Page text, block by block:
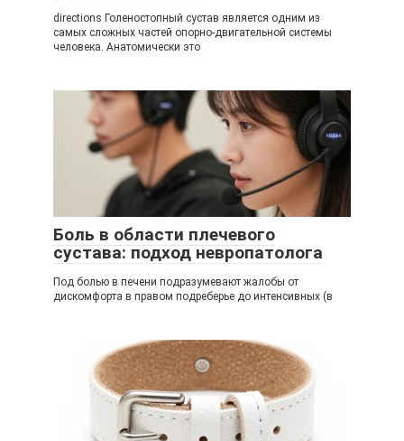
directions Голеностопный сустав является одним из
самых сложных частей опорно-двигательной системы
человека. Анатомически это
Боль в области плечевого
сустава: подход невропатолога
Под болью в печени подразумевают жалобы от
дискомфорта в правом подреберье до интенсивных (в